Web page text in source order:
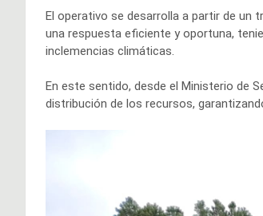
El operativo se desarrolla a partir de un
una respuesta eficiente y oportuna,
inclemencias climáticas.
En este sentido, desde el Ministerio de
distribución de los recursos,